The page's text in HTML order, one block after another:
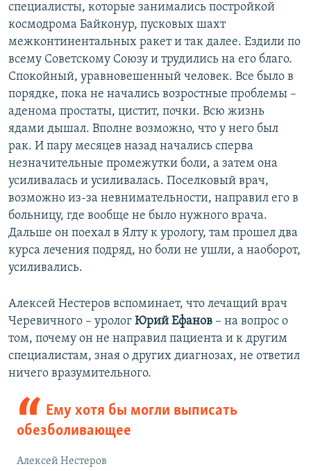
специалисты, которые занимались постройкой
космодрома Байконур, пусковых шахт
межконтинентальных ракет и так далее. Ездили по
всему Советскому Союзу и трудились на его благо.
Спокойный, уравновешенный человек. Все было в
порядке, пока не начались возростные проблемы –
аденома простаты, цистит, почки. Всю жизнь
ядами дышал. Вполне возможно, что у него был
рак. И пару месяцев назад начались сперва
незначительные промежутки боли, а затем она
усиливалась и усиливалась. Поселковый врач,
возможно из-за невнимательности, направил его в
больницу, где вообще не было нужного врача.
Дальше он поехал в Ялту к урологу, там прошел два
курса лечения подряд, но боли не ушли, а наоборот,
усиливались.
Алексей Нестеров вспоминает, что лечащий врач
Черевичного – уролог Юрий Ефанов – на вопрос о
том, почему он не направил пациента и к другим
специалистам, зная о других диагнозах, не ответил
ничего вразумительного.
Ему хотя бы могли выписать
обезболивающее
Алексей Нестеров